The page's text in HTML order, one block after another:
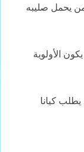
يحمل صليبه
الأولوية
كيانا